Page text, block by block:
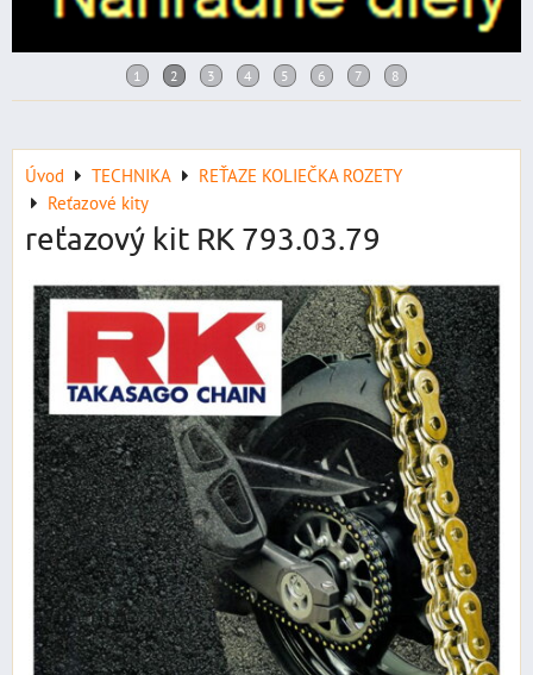
Úvod TECHNIKA
REŤAZE KOLIEČKA ROZETY
Reťazové kity
reťazový kit RK 793.03.79